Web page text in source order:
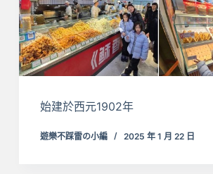
始建於西元1902年
遊樂不踩雷の小編 2025 年 1 月 22 日